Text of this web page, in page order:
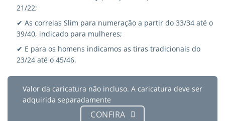
21/22;
✔ As correias Slim para numeração a partir do 33/34 até o
39/40, indicado para mulheres;
✔ E para os homens indicamos as tiras tradicionais do
23/24 até o 45/46.
Valor da caricatura não incluso. A caricatura deve ser
adquirida separadamente
CONFIRA